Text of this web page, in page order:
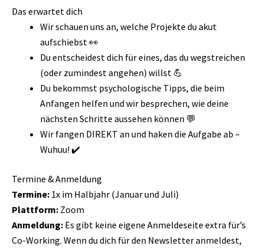
Das erwartet dich
Wir schauen uns an, welche Projekte du akut
aufschiebst 👀
Du entscheidest dich für eines, das du wegstreichen
(oder zumindest angehen) willst 💪
Du bekommst psychologische Tipps, die beim
Anfangen helfen und wir besprechen, wie deine
nächsten Schritte aussehen können 💬
Wir fangen DIREKT an und haken die Aufgabe ab –
Wuhuu! ✔️
Termine & Anmeldung
Termine: 1x im Halbjahr (Januar und Juli)
Plattform: Zoom
Anmeldung: Es gibt keine eigene Anmeldeseite extra für’s
Co-Working. Wenn du dich für den Newsletter anmeldest,